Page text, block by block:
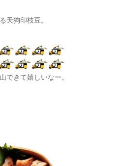
天狗印枝豆。
できて嬉しいなー。